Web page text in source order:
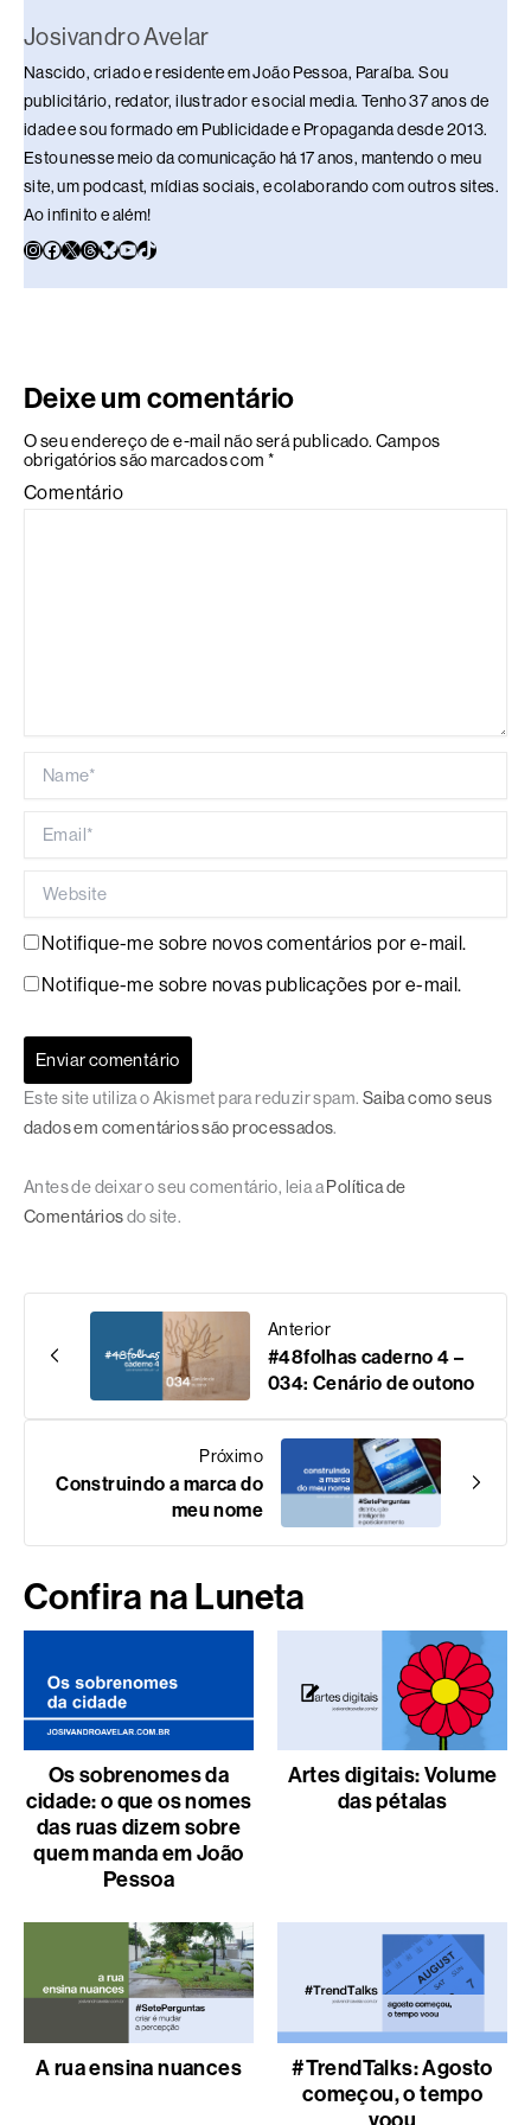
Josivandro Avelar
Nascido, criado e residente em João Pessoa, Paraíba. Sou
publicitário, redator, ilustrador e social media. Tenho 37 anos de
idade e sou formado em Publicidade e Propaganda desde 2013.
Estou nesse meio da comunicação há 17 anos, mantendo o meu
site, um podcast, mídias sociais, e colaborando com outros sites.
Ao infinito e além!
Deixe um comentário
O seu endereço de e-mail não será publicado. Campos
obrigatórios são marcados com *
Comentário
Notifique-me sobre novos comentários por e-mail.
Notifique-me sobre novas publicações por e-mail.
Este site utiliza o Akismet para reduzir spam. Saiba como seus
dados em comentários são processados.
Antes de deixar o seu comentário, leia aPolítica de
Comentáriosdo site.
Anterior
#48folhas caderno 4 –
034: Cenário de outono
Próximo
Construindo a marca do
meu nome
Confira na Luneta
Os sobrenomes da
cidade: o que os nomes
das ruas dizem sobre
quem manda em João
Pessoa
Artes digitais: Volume
das pétalas
A rua ensina nuances
#TrendTalks: Agosto
começou, o tempo